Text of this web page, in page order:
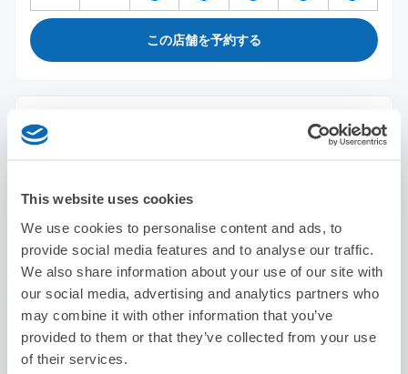
This website uses cookies
We use cookies to personalise content and ads, to
provide social media features and to analyse our traffic.
We also share information about your use of our site with
our social media, advertising and analytics partners who
may combine it with other information that you’ve
provided to them or that they’ve collected from your use
of their services.
この店舗を予約する
セブン－イレブン浦安入船４丁目
5.0★★★★ ★
★★★★ ★2件
保管できる荷物数